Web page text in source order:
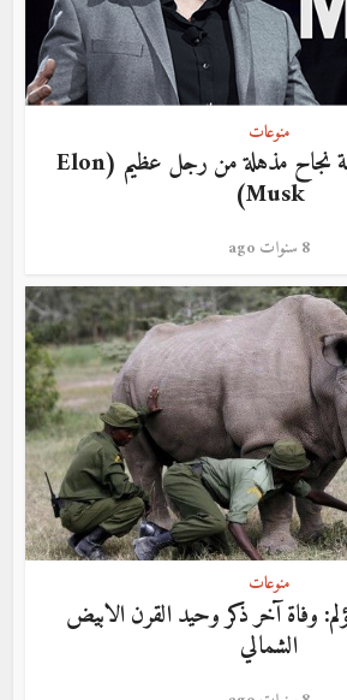
منوعات
إيلون ماسك : قصة نجاح مذهلة من رجل عظيم (Elon
Musk)
8 سنوات ago
منوعات
وفاة آخر ذكر وحيد القرن الابيض
الشمالي